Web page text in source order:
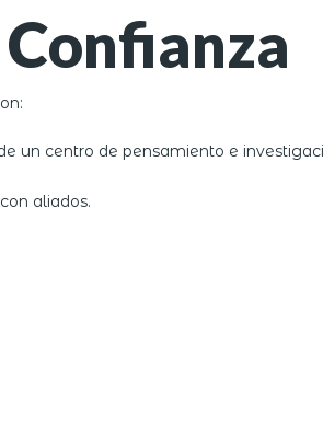
un centro de pensamiento e
aliados.